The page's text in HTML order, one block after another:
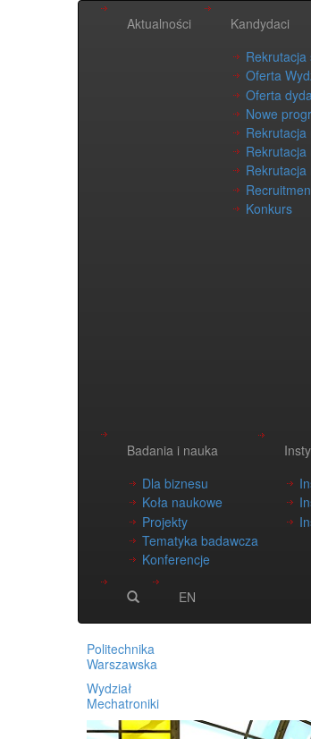
Aktualności
Kandydaci
Oferta
Oferta
Nowe
Konkurs
Badania i nauka
Dla biznesu
Koła naukowe
Projekty
Tematyka badawcza
Konferencje
EN
Politechnika
Warszawska
Wydział
Mechatroniki